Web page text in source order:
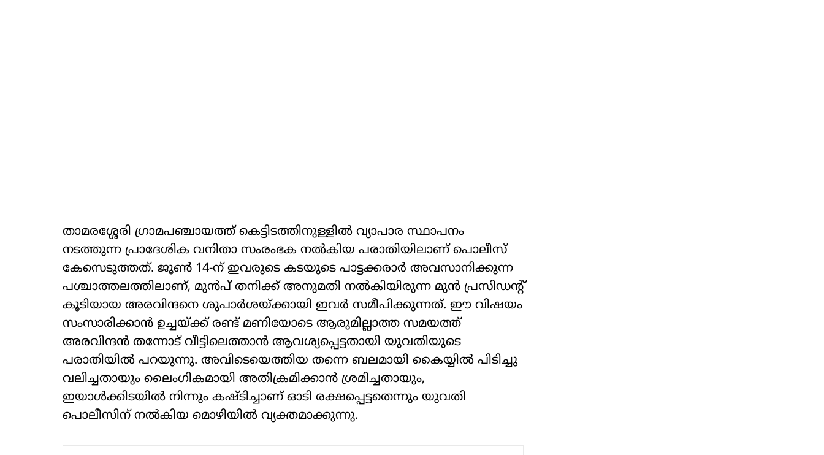
താമരശ്ശേരി ഗ്രാമപഞ്ചായത്ത് കെട്ടിടത്തിനുള്ളിൽ വ്യാപാര സ്ഥാപനം
നടത്തുന്ന പ്രാദേശിക വനിതാ സംരംഭക നൽകിയ പരാതിയിലാണ് പൊലീസ്
കേസെടുത്തത്. ജൂൺ 14-ന് ഇവരുടെ കടയുടെ പാട്ടക്കരാർ അവസാനിക്കുന്ന
പശ്ചാത്തലത്തിലാണ്, മുൻപ് തനിക്ക് അനുമതി നൽകിയിരുന്ന മുൻ പ്രസിഡന്റ്
കൂടിയായ അരവിന്ദനെ ശുപാർശയ്ക്കായി ഇവർ സമീപിക്കുന്നത്. ഈ വിഷയം
സംസാരിക്കാൻ ഉച്ചയ്ക്ക് രണ്ട് മണിയോടെ ആരുമില്ലാത്ത സമയത്ത്
അരവിന്ദൻ തന്നോട് വീട്ടിലെത്താൻ ആവശ്യപ്പെട്ടതായി യുവതിയുടെ
പരാതിയിൽ പറയുന്നു. അവിടെയെത്തിയ തന്നെ ബലമായി കൈയ്യിൽ പിടിച്ചു
വലിച്ചതായും ലൈംഗികമായി അതിക്രമിക്കാൻ ശ്രമിച്ചതായും,
ഇയാൾക്കിടയിൽ നിന്നും കഷ്ടിച്ചാണ് ഓടി രക്ഷപ്പെട്ടതെന്നും യുവതി
പൊലീസിന് നൽകിയ മൊഴിയിൽ വ്യക്തമാക്കുന്നു.